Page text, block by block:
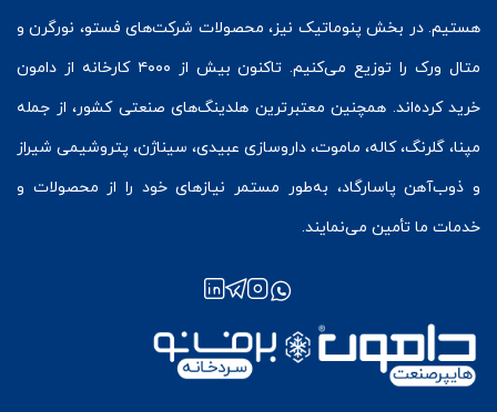
هستیم. در بخش پنوماتیک نیز، محصولات شرکت‌های فستو، نورگرن و
متال ورک
را توزیع می‌کنیم. تاکنون بیش از ۴۰۰۰ کارخانه از دامون
خرید کرده‌اند. همچنین معتبرترین هلدینگ‌های صنعتی کشور، از جمله
مپنا، گلرنگ، کاله، ماموت، داروسازی عبیدی، سیناژن، پتروشیمی شیراز
و ذوب‌آهن پاسارگاد، به‌طور مستمر نیازهای خود را از محصولات و
خدمات ما تأمین می‌نمایند.